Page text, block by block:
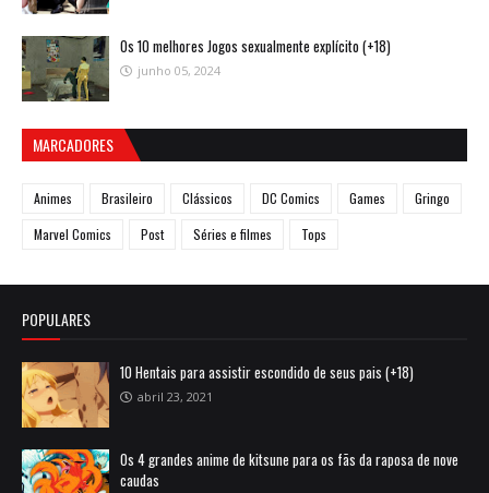
Os 10 melhores Jogos sexualmente explícito (+18)
junho 05, 2024
MARCADORES
Animes Brasileiro Clássicos DC Comics Games
Gringo
Marvel Comics
Post Séries e filmes Tops
POPULARES
10 Hentais para assistir escondido de seus pais (+18)
abril 23, 2021
Os 4 grandes anime de kitsune para os fãs da raposa de nove
caudas